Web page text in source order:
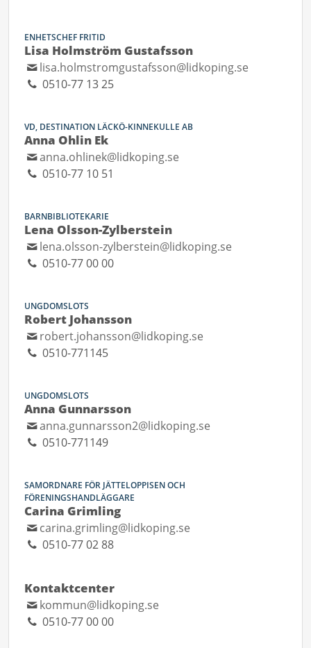
ENHETSCHEF FRITID
Lisa Holmström Gustafsson
lisa.holmstromgustafsson@lidkoping.se
0510-77 13 25
VD, DESTINATION LÄCKÖ-KINNEKULLE AB
Anna Ohlin Ek
anna.ohlinek@lidkoping.se
0510-77 10 51
BARNBIBLIOTEKARIE
Lena Olsson-Zylberstein
lena.olsson-zylberstein@lidkoping.se
0510-77 00 00
UNGDOMSLOTS
Robert Johansson
robert.johansson@lidkoping.se
0510-771145
UNGDOMSLOTS
Anna Gunnarsson
anna.gunnarsson2@lidkoping.se
0510-771149
SAMORDNARE FÖR JÄTTELOPPISEN OCH
FÖRENINGSHANDLÄGGARE
Carina Grimling
carina.grimling@lidkoping.se
0510-77 02 88
Kontaktcenter
kommun@lidkoping.se
0510-77 00 00